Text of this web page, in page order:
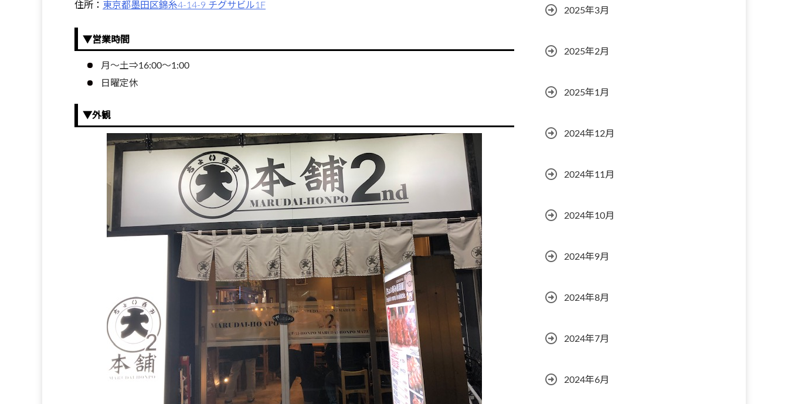
住所： 東京都墨田区錦糸4-14-9 チグサビル1F
▼営業時間
月～土⇒16:00～1:00
日曜定休
▼外観
2025年3月
2025年2月
2025年1月
2024年12月
2024年11月
2024年10月
2024年9月
2024年8月
2024年7月
2024年6月